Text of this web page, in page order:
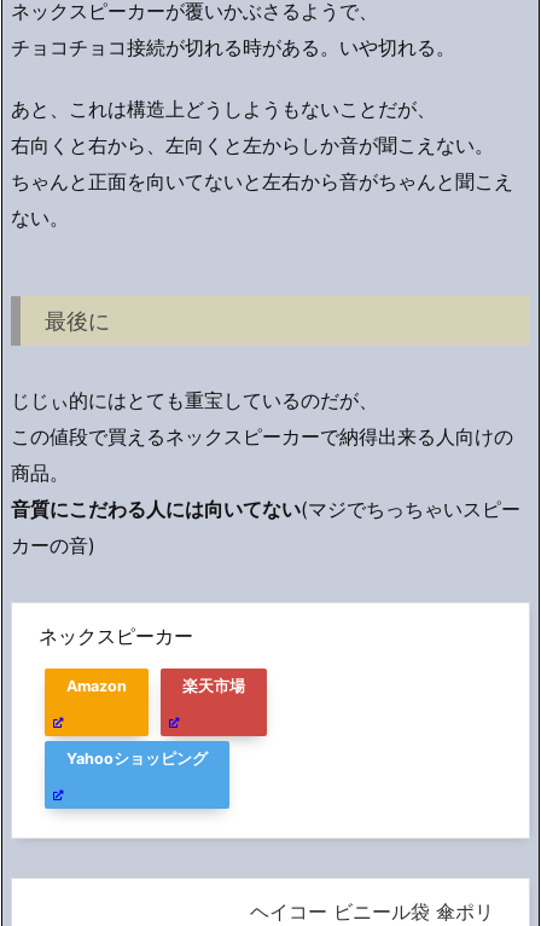
ネックスピーカーが覆いかぶさるようで、
チョコチョコ接続が切れる時がある。いや切れる。
あと、これは構造上どうしようもないことだが、
右向くと右から、左向くと左からしか音が聞こえない。
ちゃんと正面を向いてないと左右から音がちゃんと聞こえ
ない。
最後に
じじぃ的にはとても重宝しているのだが、
この値段で買えるネックスピーカーで納得出来る人向けの
商品。
音質にこだわる人には向いてない(マジでちっちゃいスピー
カーの音)
ネックスピーカー
Amazon 楽天市場
Yahooショッピング
ヘイコー ビニール袋 傘ポリ